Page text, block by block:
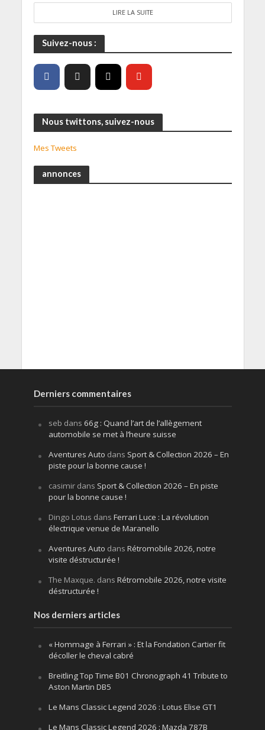
LIRE LA SUITE
Suivez-nous :
Nous twittons, suivez-nous
Mes Tweets
annonces
Derniers commentaires
seb dans 66g : Quand l’art de l’allègement
automobile se met à l’heure suisse
Aventures Auto dans Sport & Collection 2026 – En
piste pour la bonne cause !
casimirdans Sport & Collection 2026 – En piste
pour la bonne cause !
Dingo Lotus dans Ferrari Luce : La révolution
électrique venue de Maranello
Aventures Auto dans Rétromobile 2026, notre
visite déstructurée !
The Maxque. dans Rétromobile 2026, notre visite
déstructurée !
Nos derniers articles
« Hommage à Ferrari » : Et la Fondation Cartier fit
décoller le cheval cabré
Breitling Top Time B01 Chronograph 41 Tribute to
Aston Martin DB5
Le Mans Classic Legend 2026 : Lotus Elise GT1
Le Mans Classic Legend 2026 : Mazda 787B